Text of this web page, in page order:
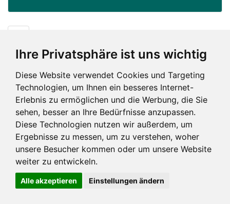
Ihre Privatsphäre ist uns wichtig
Diese Website verwendet Cookies und Targeting
Technologien, um Ihnen ein besseres Internet-
Erlebnis zu ermöglichen und die Werbung, die Sie
sehen, besser an Ihre Bedürfnisse anzupassen.
Diese Technologien nutzen wir außerdem, um
Ergebnisse zu messen, um zu verstehen, woher
unsere Besucher kommen oder um unsere Website
weiter zu entwickeln.
Alle akzeptieren Einstellungen ändern
Impressum und mehr